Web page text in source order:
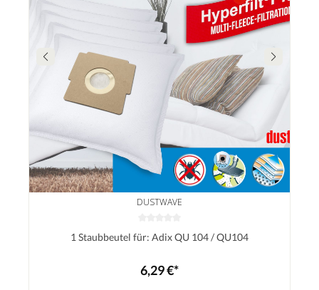
DUSTWAVE
1 Staubbeutel für: Adix QU 104 / QU104
6,29 €*